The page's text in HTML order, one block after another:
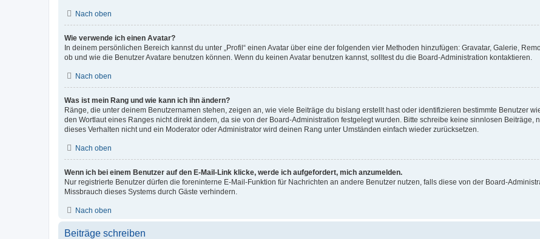
Nach oben
Wie verwende ich einen Avatar?
In deinem persönlichen Bereich kannst du unter „Profil“ einen Avatar über eine der folgenden vier Methoden hinzufügen: Gravatar, Galerie,
ob und wie die Benutzer Avatare benutzen können. Wenn du keinen Avatar benutzen kannst, solltest du die Board-Administration kontaktieren.
Nach oben
Was ist mein Rang und wie kann ich ihn ändern?
Ränge, die unter deinem Benutzernamen stehen, zeigen an, wie viele Beiträge du bislang erstellt hast oder identifizieren bestimmte Benutzer
den Wortlaut eines Ranges nicht direkt ändern, da sie von der Board-Administration festgelegt wurden. Bitte schreibe keine sinnlosen
dieses Verhalten nicht und ein Moderator oder Administrator wird deinen Rang unter Umständen einfach wieder zurücksetzen.
Nach oben
Wenn ich bei einem Benutzer auf den E-Mail-Link klicke, werde ich aufgefordert, mich anzumelden.
Nur registrierte Benutzer dürfen die foreninterne E-Mail-Funktion für Nachrichten an andere Benutzer nutzen, falls diese von der Board-
Missbrauch dieses Systems durch Gäste verhindern.
Nach oben
Beiträge schreiben